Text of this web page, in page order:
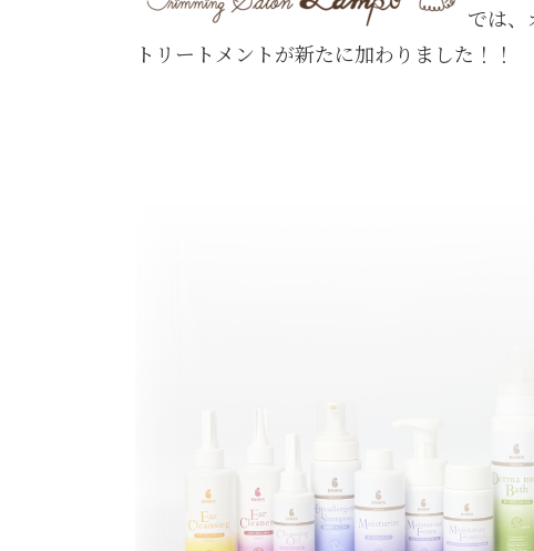
では、
トリートメントが新たに加わりました！！